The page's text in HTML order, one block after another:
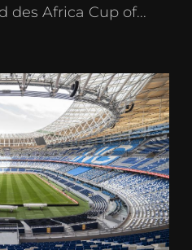
des Africa Cup of...